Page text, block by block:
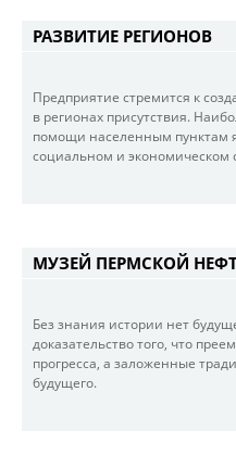
РАЗВИТИЕ РЕГИОНОВ
Предприятие стремится к
в регионах присутствия.
помощи населенным пунктам
социальном и экономическом
МУЗЕЙ ПЕРМСКОЙ
Без знания истории нет
доказательство того, что
прогресса, а заложенные
будущего.